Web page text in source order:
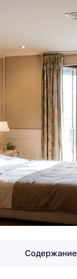
Содержание
данных в
умного дома